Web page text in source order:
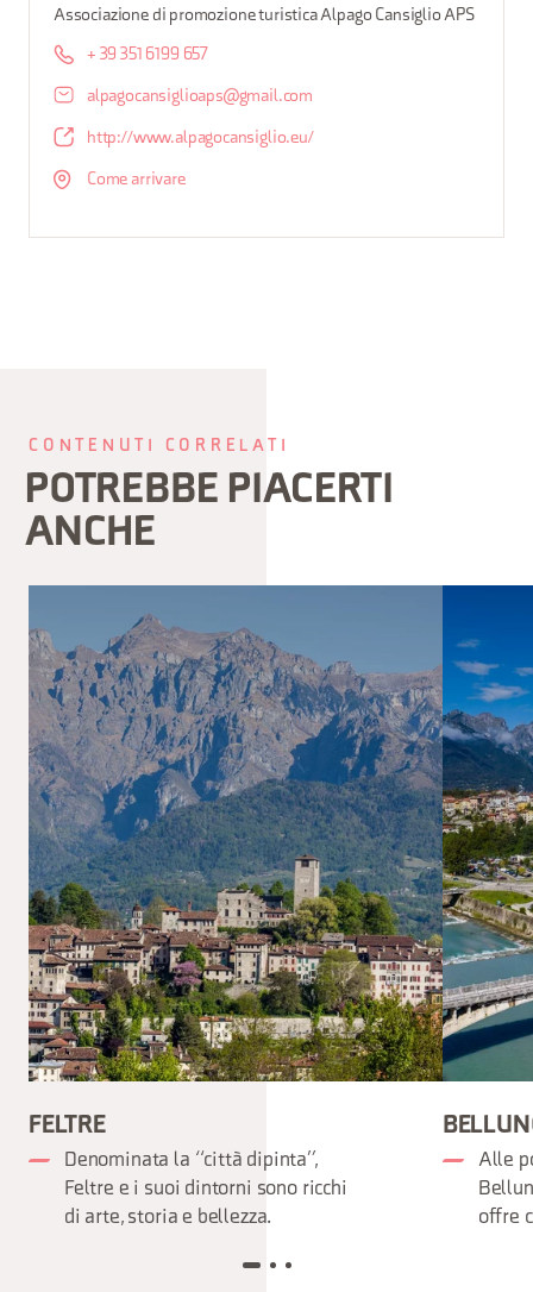
Associazione di promozione turistica Alpago Cansiglio APS
+ 39 351 6199 657
alpagocansiglioaps@gmail.com
http://www.alpagocansiglio.eu/
Come arrivare
CONTENUTI CORRELATI
POTREBBE PIACERTI
ANCHE
FELTRE
Denominata la “città dipinta”,
Feltre e i suoi dintorni sono ricchi
di arte, storia e bellezza.
Alle
offre